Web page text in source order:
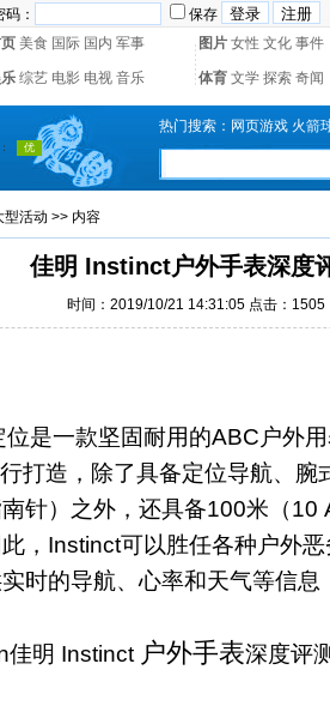
码：
保存
美食 国际 国内 军事 图片 女性 文化 事件
综艺 电影 电视 音乐 体育 文学 探索 奇闻
热门搜索： 网页游戏 火箭
型活动 >> 内容
佳明 Instinct户外手表深度
时间：2019/10/21 14:31:05 点击：1505
是一款坚固耐用的ABC户外
打造，除了具备定位导航、腕
南针）之外，还具备100米（
，Instinct可以胜任各种户外
时的导航、心率和天气等信息
佳明 Instinct 户外手表深度评